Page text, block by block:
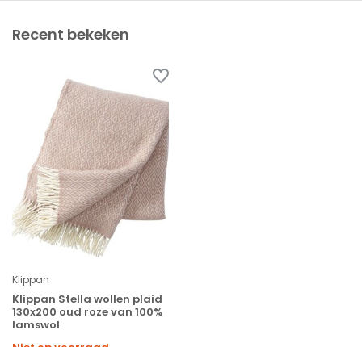
Recent bekeken
Klippan
Klippan Stella wollen plaid
130x200 oud roze van 100%
lamswol